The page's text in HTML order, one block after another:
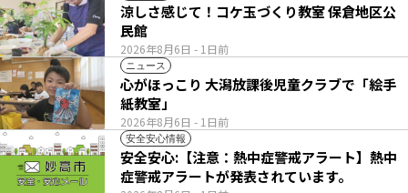
2026年8月6日 - 1日前
涼しさ感じて！コケ玉づくり教室 保倉地区公
民館
ニュース
2026年8月6日 - 1日前
心がほっこり 大潟放課後児童クラブで「絵手
紙教室」
安全安心情報
安全安心:【注意：熱中症警戒アラート】熱中
症警戒アラートが発表されています。